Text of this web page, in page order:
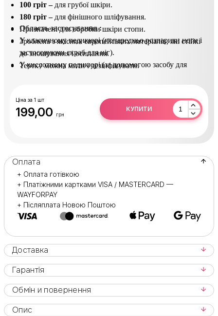
100 гріт – для грубої шкіри.
180 гріт – для фінішного шліфування.
Призначені для обробки шкіри стопи.
Зроблена з якісних європейських матеріалів, які стійкі
до зношування і осипання.
Тертку можна мити і дезінфікувати.
Область застосування :
У класичному педикюрі (попередньо розпарити ноги і
застосовуючи скраб для ніг).
У кислотному педикюрі (за допомогою засобу для
(Сурфаніос).
Ціна за 1 шт
199,00 грн
КУПИТИ
Оплата
+ Оплата готівкою
+ Платіжними картками VISA / MASTERCARD —
WAYFORPAY
+ Післяплата Новою Поштою
Доставка
Гарантія
Обмін и повернення
Опис